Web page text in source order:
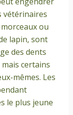
vétérinaires
ou
lapin, sont
des dents
certains
mêmes. Les
le plus jeune